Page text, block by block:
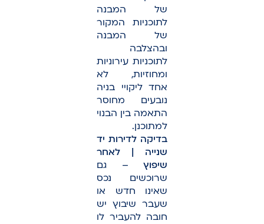
של המבנה
לתוכניות המקור
של המבנה
ובהצלבה
לתוכניות עירוניות
ומחוזיות, לא
אחד ליקויי בניה
נובעים מחוסר
התאמה בין הבנוי
למתוכנן.
בדיקה לדירות יד
שנייה | לאחר
שיפוץ– גם
שרוכשים נכס
שאינו חדש או
שעבר שיבוץ יש
חובה להעביר לו